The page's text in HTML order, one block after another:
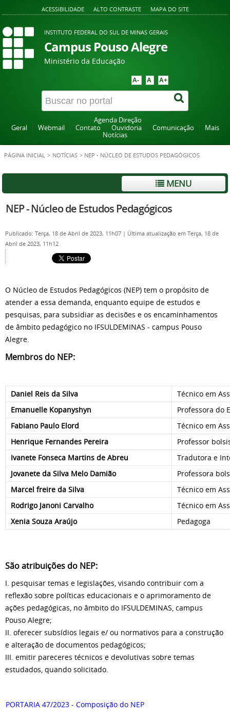
ACESSIBILIDADE ALTO CONTRASTE MAPA DO SITE
INSTITUTO FEDERAL DO SUL DE MINAS GERAIS
Campus Pouso Alegre
Ministério da Educação
A- A A+
Agenda Direção
Geral
Webmail Contato Ouvidoria Comunicação
Mais
Notícias
PÁGINA INICIAL > NOTÍCIAS > NEP - NÚCLEO DE ESTUDOS PEDAGÓGICOS
MENU
NEP - Núcleo de Estudos Pedagógicos
Publicado: Terça, 18 de Abril de 2023, 11h07 | Última atualização em Terça, 18 de
Abril de 2023, 11h12
O Núcleo de Estudos Pedagógicos (NEP) tem o propósito de
atender a essa demanda, enquanto equipe de estudos e
pesquisas, para subsidiar as decisões e os encaminhamentos
de âmbito pedagógico no IFSULDEMINAS - campus Pouso
Alegre.
Membros do NEP:
Daniel Reis da Silva
Técnico em
Emanuelle Kopanyshyn
Professora do
Fabiano Paulo Elord
Técnico em
Henrique Fernandes Pereira
Professor
Ivanete Fonseca Martins de Abreu
Tradutora e
Jovanete da Silva Melo Damião
Professora
Marcel freire da Silva
Técnico em
Rodrigo Janoni Carvalho
Técnico em
Xenia Souza Araújo
Pedagoga
São atribuições do NEP:
I. pesquisar temas e legislações, visando contribuir com a
reflexão sobre políticas educacionais e o aprimoramento de
ações pedagógicas, no âmbito do IFSULDEMINAS, campus
Pouso Alegre;
II. oferecer subsídios legais e/ ou normativos para a construção
e alteração de documentos pedagógicos;
III. emitir pareceres técnicos e devolutivas sobre temas
estudados, quando solicitado.
PORTARIA 47/2023 - Composição do NEP